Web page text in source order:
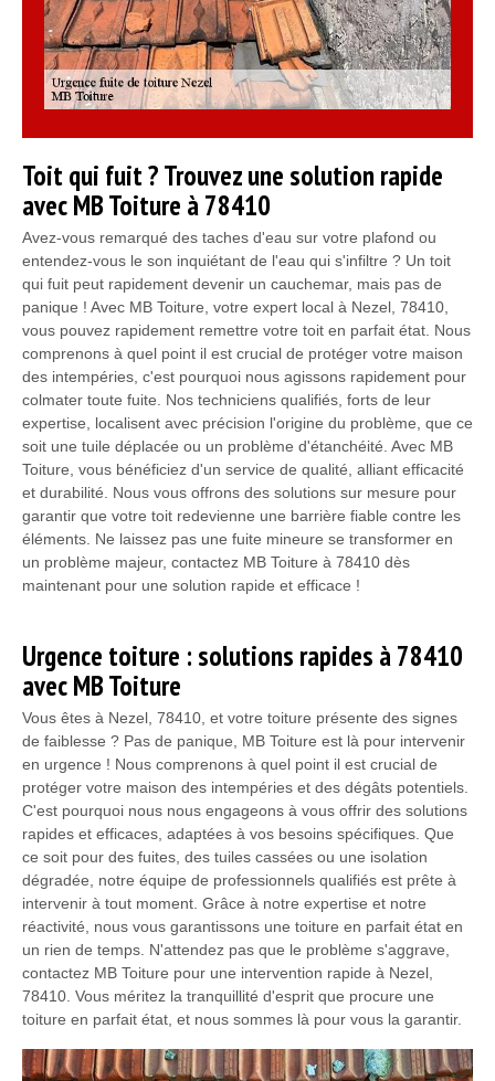
Toit qui fuit ? Trouvez une solution rapide
avec MB Toiture à 78410
Avez-vous remarqué des taches d'eau sur votre plafond ou
entendez-vous le son inquiétant de l'eau qui s'infiltre ? Un toit
qui fuit peut rapidement devenir un cauchemar, mais pas de
panique ! Avec MB Toiture, votre expert local à Nezel, 78410,
vous pouvez rapidement remettre votre toit en parfait état. Nous
comprenons à quel point il est crucial de protéger votre maison
des intempéries, c'est pourquoi nous agissons rapidement pour
colmater toute fuite. Nos techniciens qualifiés, forts de leur
expertise, localisent avec précision l'origine du problème, que ce
soit une tuile déplacée ou un problème d'étanchéité. Avec MB
Toiture, vous bénéficiez d'un service de qualité, alliant efficacité
et durabilité. Nous vous offrons des solutions sur mesure pour
garantir que votre toit redevienne une barrière fiable contre les
éléments. Ne laissez pas une fuite mineure se transformer en
un problème majeur, contactez MB Toiture à 78410 dès
maintenant pour une solution rapide et efficace !
Urgence toiture : solutions rapides à 78410
avec MB Toiture
Vous êtes à Nezel, 78410, et votre toiture présente des signes
de faiblesse ? Pas de panique, MB Toiture est là pour intervenir
en urgence ! Nous comprenons à quel point il est crucial de
protéger votre maison des intempéries et des dégâts potentiels.
C'est pourquoi nous nous engageons à vous offrir des solutions
rapides et efficaces, adaptées à vos besoins spécifiques. Que
ce soit pour des fuites, des tuiles cassées ou une isolation
dégradée, notre équipe de professionnels qualifiés est prête à
intervenir à tout moment. Grâce à notre expertise et notre
réactivité, nous vous garantissons une toiture en parfait état en
un rien de temps. N'attendez pas que le problème s'aggrave,
contactez MB Toiture pour une intervention rapide à Nezel,
78410. Vous méritez la tranquillité d'esprit que procure une
toiture en parfait état, et nous sommes là pour vous la garantir.